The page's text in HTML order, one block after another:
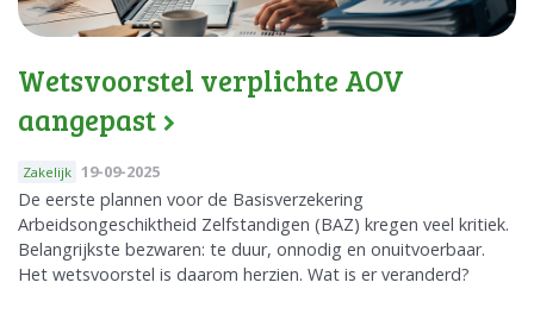
Wetsvoorstel verplichte AOV
aangepast
Zakelijk 19-09-2025
De eerste plannen voor de Basisverzekering
Arbeidsongeschiktheid Zelfstandigen (BAZ) kregen veel kritiek.
Belangrijkste bezwaren: te duur, onnodig en onuitvoerbaar.
Het wetsvoorstel is daarom herzien. Wat is er veranderd?